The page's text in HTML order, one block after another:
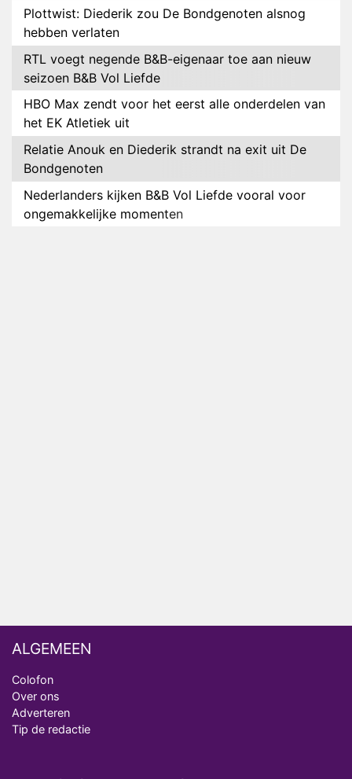
Plottwist: Diederik zou De Bondgenoten alsnog
hebben verlaten
RTL voegt negende B&B-eigenaar toe aan nieuw
seizoen B&B Vol Liefde
HBO Max zendt voor het eerst alle onderdelen van
het EK Atletiek uit
Relatie Anouk en Diederik strandt na exit uit De
Bondgenoten
Nederlanders kijken B&B Vol Liefde vooral voor
ongemakkelijke momenten
ALGEMEEN
Colofon
Over ons
Adverteren
Tip de redactie